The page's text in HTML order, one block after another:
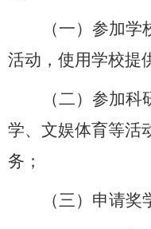
（一）参加
活动，使用学校提
（二）参加
学、文娱体育等活
务；
（三）申请